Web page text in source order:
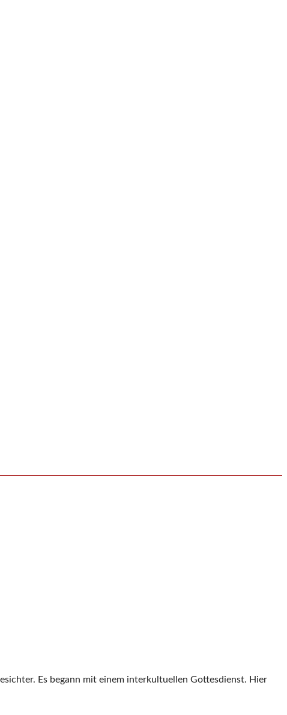
Es begann mit einem interkultuellen Gottesdienst. Hier